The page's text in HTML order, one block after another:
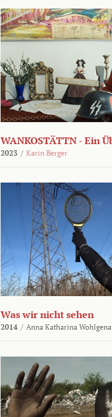
WANKOSTÄTTN - Ein
2023 / Karin Berger
Was wir nicht sehen
2014 / Anna Katharina